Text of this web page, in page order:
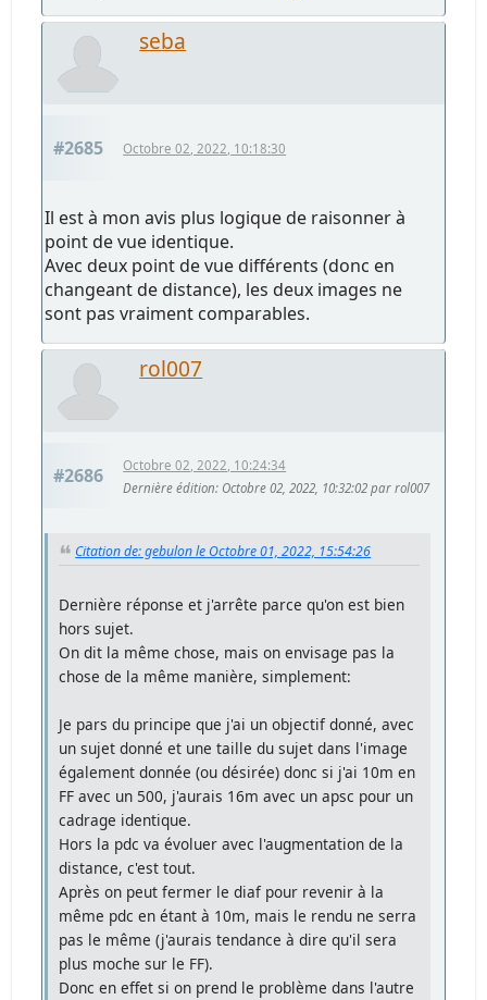
seba
#2685 Octobre 02, 2022, 10:18:30
Il est à mon avis plus logique de raisonner à
point de vue identique.
Avec deux point de vue différents (donc en
changeant de distance), les deux images ne
sont pas vraiment comparables.
rol007
#2686
Octobre 02, 2022, 10:24:34
Dernière édition: Octobre 02, 2022, 10:32:02 par rol007
Citation de: gebulon le Octobre 01, 2022, 15:54:26
Dernière réponse et j'arrête parce qu'on est bien
hors sujet.
On dit la même chose, mais on envisage pas la
chose de la même manière, simplement:
Je pars du principe que j'ai un objectif donné, avec
un sujet donné et une taille du sujet dans l'image
également donnée (ou désirée) donc si j'ai 10m en
FF avec un 500, j'aurais 16m avec un apsc pour un
cadrage identique.
Hors la pdc va évoluer avec l'augmentation de la
distance, c'est tout.
Après on peut fermer le diaf pour revenir à la
même pdc en étant à 10m, mais le rendu ne serra
pas le même (j'aurais tendance à dire qu'il sera
plus moche sur le FF).
Donc en effet si on prend le problème dans l'autre